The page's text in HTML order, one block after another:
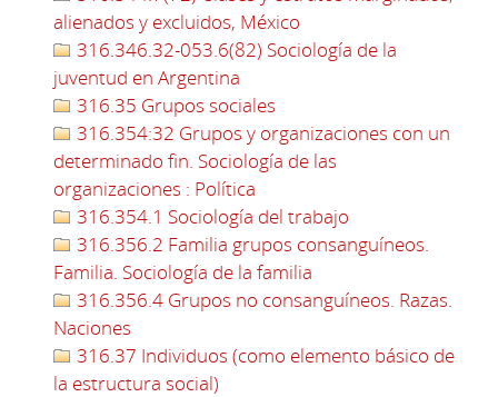
alienados y excluidos, México
316.346.32-053.6(82) Sociología de la
juventud en Argentina
316.35 Grupos sociales
316.354:32 Grupos y organizaciones con un
determinado fin. Sociología de las
organizaciones : Política
316.354.1 Sociología del trabajo
316.356.2 Familia grupos consanguíneos.
Familia. Sociología de la familia
316.356.4 Grupos no consanguíneos. Razas.
Naciones
316.37 Individuos (como elemento básico de
la estructura social)